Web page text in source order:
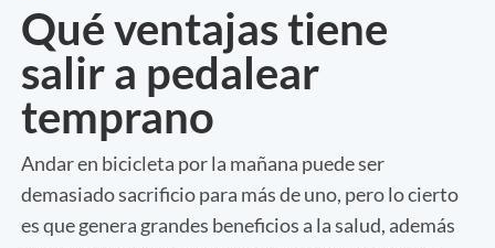
Qué ventajas tiene
salir a pedalear
temprano
Andar en bicicleta por la mañana puede ser
demasiado sacrificio para más de uno, pero lo cierto
es que genera grandes beneficios a la salud, además